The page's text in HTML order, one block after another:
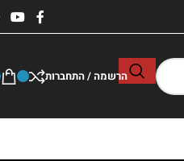
הרשמה / התחברות